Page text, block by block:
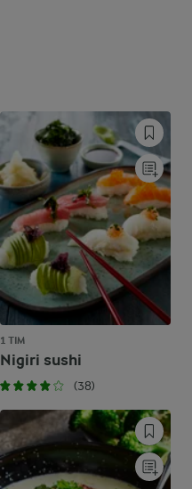
1 TIM
Nigiri sushi
(38)